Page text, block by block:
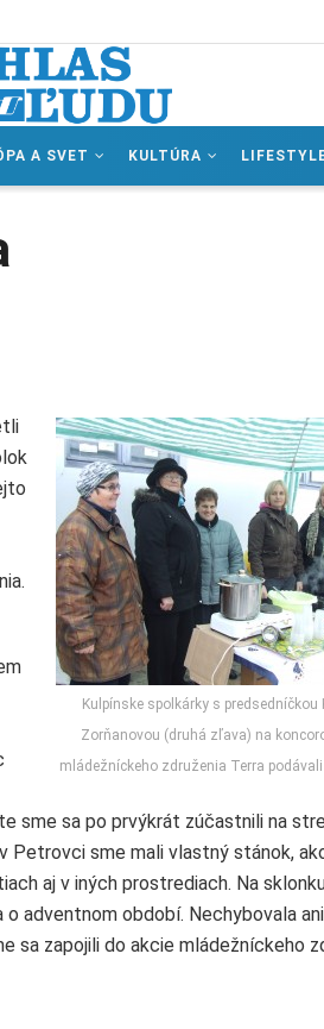
A SVET KULTÚRA
Kulpínske spolkárky s predsedníčkou
Zorňanovou (druhá zľava) na
mládežníckeho združenia Terra
sme sa po prvýkrát zúčastnili na
Petrovci sme mali vlastný stánok,
aj v iných prostrediach. Na
adventnom období. Nechybovala
sa zapojili do akcie mládežníckeho